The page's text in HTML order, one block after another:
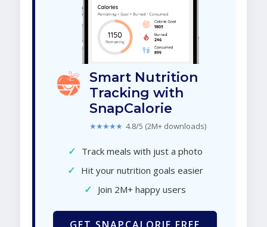
Smart Nutrition
Tracking with
SnapCalorie
★★★★★ 4.8/5 (2M+ downloads)
✓ Track meals with just a photo
✓ Hit your nutrition goals easier
✓ Join 2M+ happy users